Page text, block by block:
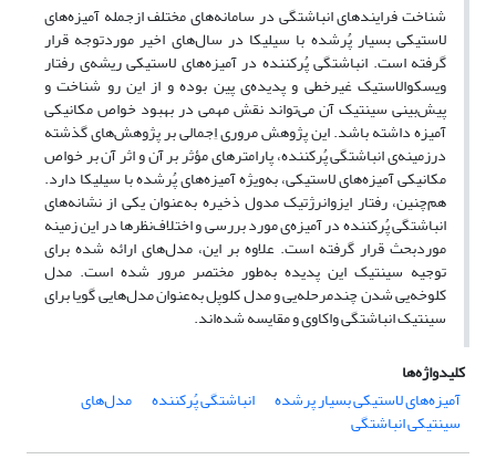
شناخت فرایندهای انباشتگی در سامانه‌های مختلف ازجمله آمیزه‌های
لاستیکی بسیار پُرشده با سیلیکا در سال‌های اخیر موردتوجه قرار
گرفته است. انباشتگی پُرکننده در آمیزه‌های لاستیکی ریشه‌ی رفتار
ویسکوالاستیک غیرخطی و پدیده‌ی پین بوده و از این رو شناخت و
پیش‌بینی سینتیک آن می‌تواند نقش مهمی در بهبود خواص مکانیکی
آمیزه داشته باشد. این پژوهش مروری اِجمالی بر پژوهش‌های گذشته
درزمینه‌ی انباشتگی پُرکننده، پارامتر‌های مؤثر بر آن و اثر آن بر خواص
مکانیکی آمیزه‌های لاستیکی، به‌ویژه آمیزه‌های پُرشده با سیلیکا دارد.
هم‌چنین، رفتار ایزوانرژتیک مدول ذخیره به‌عنوان یکی از نشانه‌های
انباشتگی پُرکننده در آمیزه‌ی مورد بررسی و اختلاف‌نظرها در این زمینه
موردبحث قرار گرفته است. علاوه ‌بر این، مدل‌های ارائه شده برای
توجیه سینتیک این پدیده به‌طور مختصر مرور شده است. مدل
کلوخه‌یی شدن چندمرحله‌یی و مدل کلوپل به‌عنوان مدل‌هایی گویا برای
سینتیک انباشتگی واکاوی و مقایسه شده‌اند.
کلیدواژه‌ها
آمیزه‌های لاستیکی بسیار پرشده
انباشتگی پُرکننده مدل‌های
سینتیکی انباشتگی